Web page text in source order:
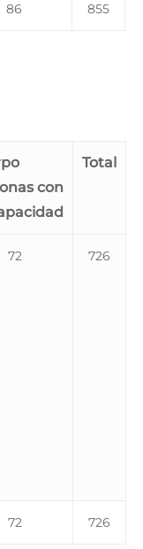
86 855
con
Total
72 726
72 726